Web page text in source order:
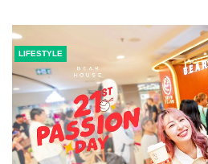
LIFESTYLE